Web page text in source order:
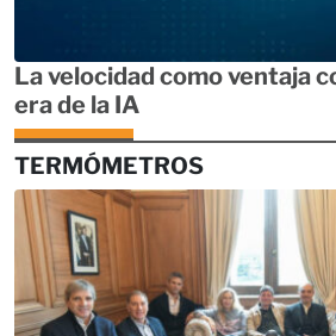
La velocidad como ventaja
era de la IA
TERMÓMETROS